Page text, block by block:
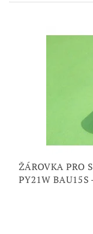
ŽÁROVKA PRO
PY21W BAU15S